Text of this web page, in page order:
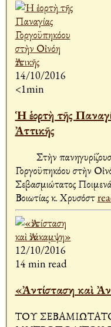
14/10/2016
<1min
Ἡ ἑορτὴ τῆς
Ἀττικῆς
Στὴν
Γοργοϋπηκόου στὴν
Σεβασμιώτατος
Βοιωτίας κ. Χρυσόστ
12/10/2016
14 min read
«Ἀντίσταση καὶ
ΤΟΥ